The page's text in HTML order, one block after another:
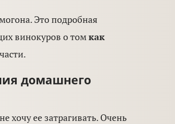
Это подробная
винокуров о томкак
домашнего
хочу ее затрагивать. Очень